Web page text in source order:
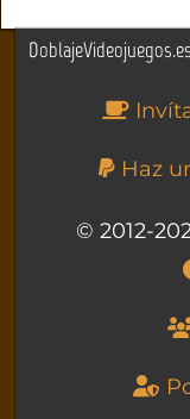
Haz
© 2012-